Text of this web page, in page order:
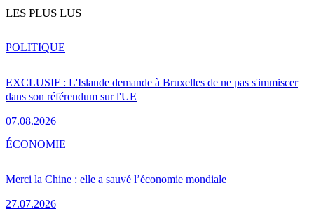
LES PLUS LUS
EXCLUSIF : L'Islande demande à Bruxelles de ne pas s'immiscer
dans son référendum sur l'UE
07.08.2026
POLITIQUE
Merci la Chine : elle a sauvé l’économie mondiale
27.07.2026
ÉCONOMIE